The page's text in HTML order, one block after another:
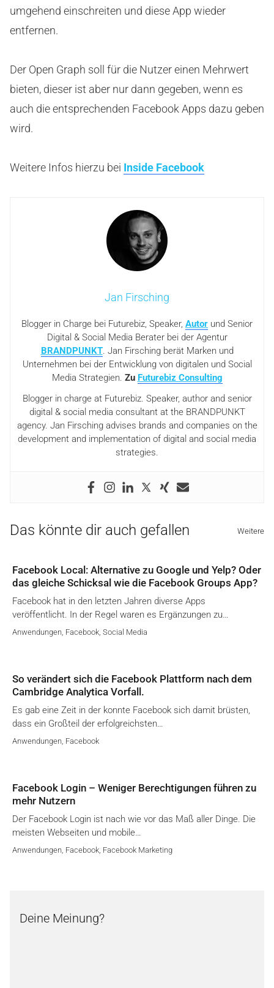
umgehend einschreiten und diese App wieder
entfernen.
Der Open Graph soll für die Nutzer einen Mehrwert
bieten, dieser ist aber nur dann gegeben, wenn es
auch die entsprechenden Facebook Apps dazu geben
wird.
Weitere Infos hierzu bei Inside Facebook
Jan Firsching
Blogger in Charge bei Futurebiz, Speaker, Autor und Senior
Digital & Social Media Berater bei der Agentur
BRANDPUNKT. Jan Firsching berät Marken und
Unternehmen bei der Entwicklung von digitalen und Social
Media Strategien. Zu Futurebiz Consulting
Blogger in charge at Futurebiz. Speaker, author and senior
digital & social media consultant at the BRANDPUNKT
agency. Jan Firsching advises brands and companies on the
development and implementation of digital and social media
strategies.
Das könnte dir auch gefallen Weitere
Facebook Local: Alternative zu Google und Yelp? Oder
das gleiche Schicksal wie die Facebook Groups App?
Facebook hat in den letzten Jahren diverse Apps
veröffentlicht. In der Regel waren es Ergänzungen zu…
Anwendungen, Facebook, Social Media
So verändert sich die Facebook Plattform nach dem
Cambridge Analytica Vorfall.
Es gab eine Zeit in der konnte Facebook sich damit brüsten,
dass ein Großteil der erfolgreichsten…
Anwendungen, Facebook
Facebook Login – Weniger Berechtigungen führen zu
mehr Nutzern
Der Facebook Login ist nach wie vor das Maß aller Dinge. Die
meisten Webseiten und mobile…
Anwendungen, Facebook, Facebook Marketing
Deine Meinung?